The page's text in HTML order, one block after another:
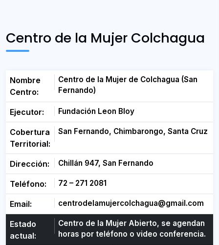
Centro de la Mujer Colchagua
Nombre
Centro:
Centro de la Mujer de Colchagua (San
Fernando)
Ejecutor: Fundación Leon Bloy
Cobertura
Territorial:
San Fernando, Chimbarongo, Santa Cruz
Dirección: Chillán 947, San Fernando
Teléfono: 72 – 271 2081
Email: centrodelamujercolchagua@gmail.com
Estado
actual:
Centro de la Mujer Abierto, se agendan
horas por teléfono o video conferencia.